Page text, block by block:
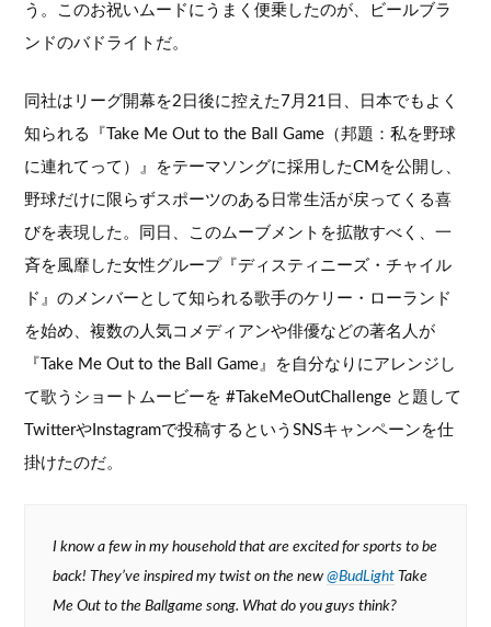
う。このお祝いムードにうまく便乗したのが、ビールブラ
ンドのバドライトだ。
同社はリーグ開幕を2日後に控えた7月21日、日本でもよく
知られる『Take Me Out to the Ball Game（邦題：私を野球
に連れてって）』をテーマソングに採用したCMを公開し、
野球だけに限らずスポーツのある日常生活が戻ってくる喜
びを表現した。同日、このムーブメントを拡散すべく、一
斉を風靡した女性グループ『ディスティニーズ・チャイル
ド』のメンバーとして知られる歌手のケリー・ローランド
を始め、複数の人気コメディアンや俳優などの著名人が
『Take Me Out to the Ball Game』を自分なりにアレンジし
て歌うショートムービーを #TakeMeOutChallenge と題して
TwitterやInstagramで投稿するというSNSキャンペーンを仕
掛けたのだ。
I know a few in my household that are excited for sports to be
back! They’ve inspired my twist on the new@BudLight Take
Me Out to the Ballgame song. What do you guys think?